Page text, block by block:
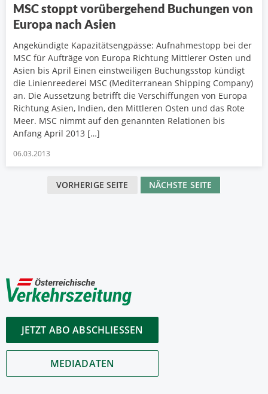
MSC stoppt vorübergehend Buchungen von
Europa nach Asien
Angekündigte Kapazitätsengpässe: Aufnahmestopp bei der
MSC für Aufträge von Europa Richtung Mittlerer Osten und
Asien bis April Einen einstweiligen Buchungsstop kündigt
die Linienreederei MSC (Mediterranean Shipping Company)
an. Die Aussetzung betrifft die Verschiffungen von Europa
Richtung Asien, Indien, den Mittleren Osten und das Rote
Meer. MSC nimmt auf den genannten Relationen bis
Anfang April 2013 […]
06.03.2013
VORHERIGE SEITE NÄCHSTE SEITE
JETZT ABO ABSCHLIESSEN
MEDIADATEN